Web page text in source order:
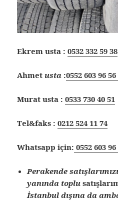
Ekrem usta :0532 332 59 38
Ahmet usta :0552 603 96 56
Murat usta :0533 730 40 51
Tel&faks :0212 524 11 74
Whatsapp için: 0552 603 96
Perakende
yanında toplu
İstanbul dışına da